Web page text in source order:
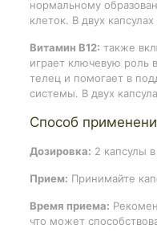
нормальному
клеток. В двух
Витамин B12: также
играет ключевую роль
телец и помогает в
системы. В двух
Способ
Дозировка: 2 капсулы
Прием: Принимайте
Время приема:
что может